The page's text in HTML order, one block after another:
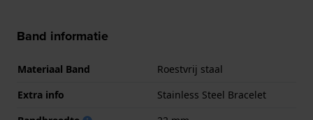
Band informatie
Materiaal Band
Roestvrij staal
Extra info
Stainless Steel Bracelet